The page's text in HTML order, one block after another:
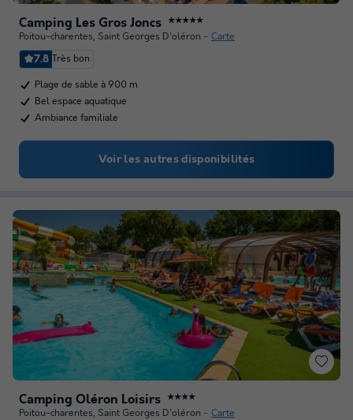
Camping Les Gros Joncs ★★★★★
Poitou-charentes, Saint Georges D'oléron Carte
7.8 Très bon
Plage de sable à 900 m
Bel espace aquatique
Ambiance familiale
Voir les autres disponibilités
Camping Oléron Loisirs ★★★★
Poitou-charentes, Saint Georges D'oléron Carte